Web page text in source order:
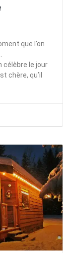
que l’on
célèbre le jour
chère, qu’il